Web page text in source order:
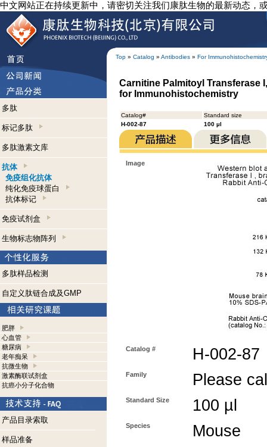
中文网站正在持续更新中，请密切关注我们康肽生物的最新动态，
Top » Catalog » Antibodies » For
多肽
标记多肽
多肽激素文库
抗体
免疫组化抗体
纯化免疫球蛋白
抗体标记
免疫试剂盒
生物标志物阵列
多肽样品检测
自定义肽链合成及GMP
肥胖
心血管
糖尿病
老年痴呆
抗微生物
激素酶联试剂盒
抗癌小分子化合物
产品目录索取
样品准备
Carnitine Palmitoyl Transferase
for Immunohistochemistry
Catalog#
Standard size
H-002-87
100 µl
Image
Catalog # H-002-87
Family Please
Standard Size 100 µl
Species Mouse